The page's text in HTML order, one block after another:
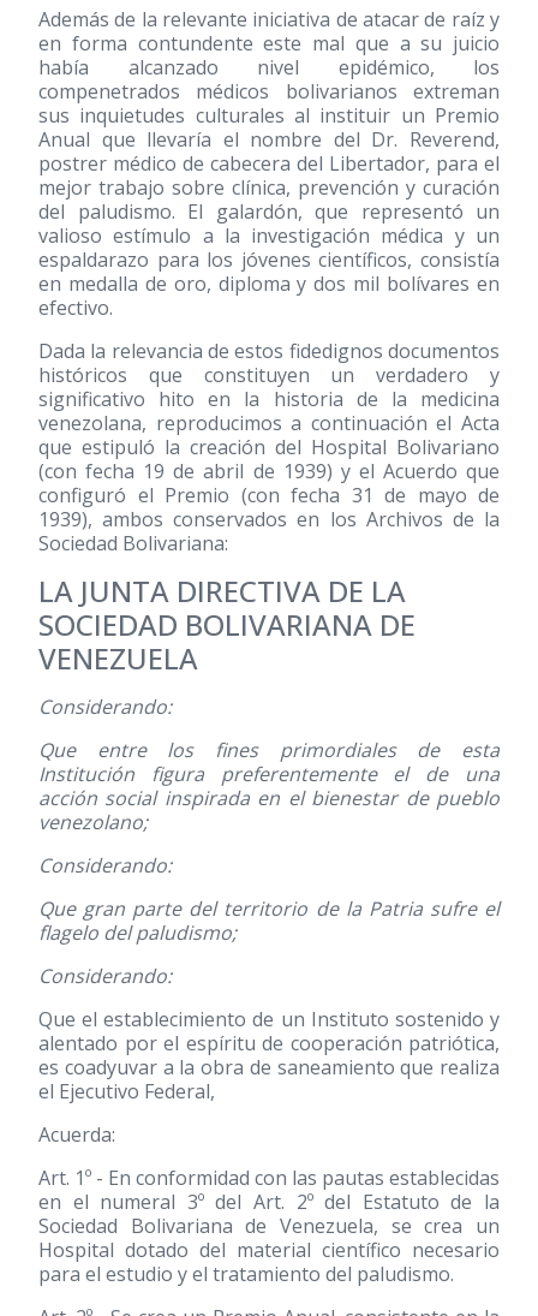
Además de la relevante iniciativa de atacar de raíz y
en forma contundente este mal que a su juicio
había alcanzado nivel epidémico, los
compenetrados médicos bolivarianos extreman
sus inquietudes culturales al instituir un Premio
Anual que llevaría el nombre del Dr. Reverend,
postrer médico de cabecera del Libertador, para el
mejor trabajo sobre clínica, prevención y curación
del paludismo. El galardón, que representó un
valioso estímulo a la investigación médica y un
espaldarazo para los jóvenes científicos, consistía
en medalla de oro, diploma y dos mil bolívares en
efectivo.
Dada la relevancia de estos fidedignos documentos
históricos que constituyen un verdadero y
significativo hito en la historia de la medicina
venezolana, reproducimos a continuación el Acta
que estipuló la creación del Hospital Bolivariano
(con fecha 19 de abril de 1939) y el Acuerdo que
configuró el Premio (con fecha 31 de mayo de
1939), ambos conservados en los Archivos de la
Sociedad Bolivariana:
LA JUNTA DIRECTIVA DE LA
SOCIEDAD BOLIVARIANA DE
VENEZUELA
Considerando:
Que entre los fines primordiales de esta
Institución figura preferentemente el de una
acción social inspirada en el bienestar de pueblo
venezolano;
Considerando:
Que gran parte del territorio de la Patria sufre el
flagelo del paludismo;
Considerando:
Que el establecimiento de un Instituto sostenido y
alentado por el espíritu de cooperación patriótica,
es coadyuvar a la obra de saneamiento que realiza
el Ejecutivo Federal,
Acuerda:
Art. 1º - En conformidad con las pautas establecidas
en el numeral 3º del Art. 2º del Estatuto de la
Sociedad Bolivariana de Venezuela, se crea un
Hospital dotado del material científico necesario
para el estudio y el tratamiento del paludismo.